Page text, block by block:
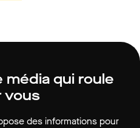
média qui roule
vous
des informations pour